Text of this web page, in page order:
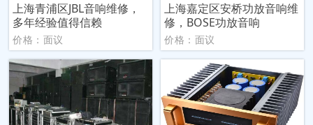
上海青浦区JBL音响维修，
多年经验值得信赖
价格：面议
上海嘉定区安桥功放音响维
修，BOSE功放音响
价格：面议